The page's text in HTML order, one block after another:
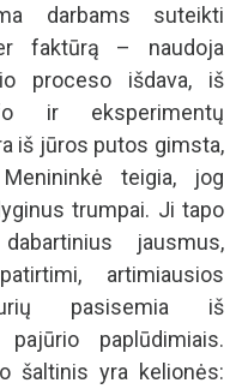
darbams suteikti
faktūrą – naudoja
proceso išdava, iš
ir eksperimentų
iš jūros putos gimsta,
teigia, jog
trumpai. Ji tapo
jausmus,
artimiausios
pasisemia iš
paplūdimiais.
šaltinis yra kelionės: